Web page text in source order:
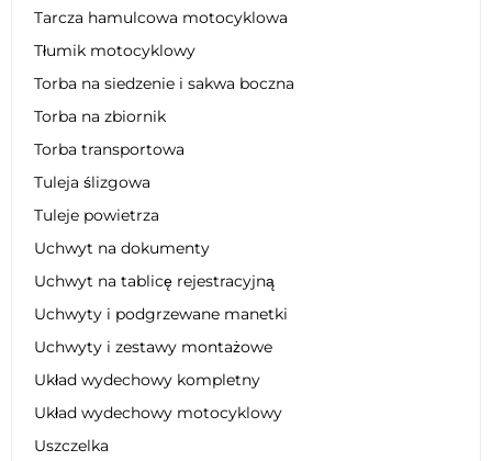
Tarcza hamulcowa motocyklowa
Tłumik motocyklowy
Torba na siedzenie i sakwa boczna
Torba na zbiornik
Torba transportowa
Tuleja ślizgowa
Tuleje powietrza
Uchwyt na dokumenty
Uchwyt na tablicę rejestracyjną
Uchwyty i podgrzewane manetki
Uchwyty i zestawy montażowe
Układ wydechowy kompletny
Układ wydechowy motocyklowy
Uszczelka